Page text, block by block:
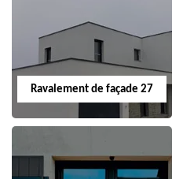
Ravalement de façade 27